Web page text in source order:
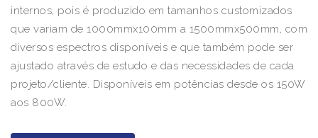
internos, pois é produzido em tamanhos customizados
que variam de 1000mmx100mm a 1500mmx500mm, com
diversos espectros disponíveis e que também pode ser
ajustado através de estudo e das necessidades de cada
projeto/cliente. Disponíveis em potências desde os 150W
aos 800W.